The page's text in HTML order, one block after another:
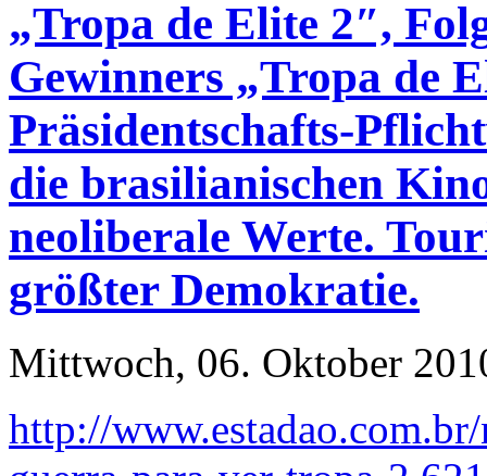
„Tropa de Elite 2″,
Gewinners „Tropa de
Präsidentschafts-
die brasilianischen
neoliberale Werte.
größter Demokratie.
Mittwoch, 06. Oktober
http://